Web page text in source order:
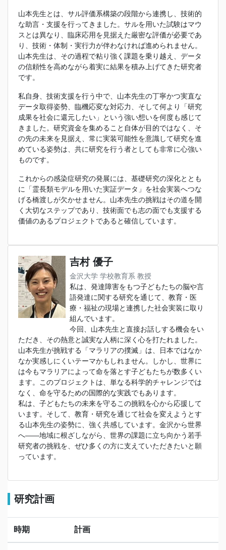
山本先生とは、サル評価系構築の段階から連携し、技術的
な助言・支援を行ってきました。サルを用いた試験はマウ
スとは異なり、臨床応用を見据えた厳密な評価が必要であ
り、技術・体制・実行力が伴わなければ進められません。
山本先生は、その過程で粘り強く課題を乗り越え、データ
の信頼性を高めながら着実に結果を積み上げてきた研究者
です。
私自身、技術支援を行う中で、山本先生の丁寧かつ実直な
データ取得姿勢、臨機応変な対応力、そして何より「研究
成果を社会に還元したい」という強い想いを何度も感じて
きました。研究資金を集めること自体が目的ではなく、そ
の先の未来を見据え、常に実装可能性を意識して研究を進
めている姿勢は、共に研究を行う者としても非常に心強い
ものです。
これからの感染症研究の発展には、基礎研究の深化ととも
に「霊長類モデルを用いた実証データ」を社会実装へつな
げる橋渡しが欠かせません。山本先生の挑戦はその道を開
く大切なステップであり、技術面でも志の面でも支援する
価値のあるプロジェクトであると確信しています。
吉村 優子
金沢大学 学校教育系 教授
私は、発達障害をもつ子どもたちの脳や言
語発達に関する研究を通じて、教育・医
療・福祉の現場と連携した社会実装に取り
組んでいます。
今回、山本先生と直接お話しする機会をい
ただき、その熱意と誠実な人柄に深く心を打たれました。
山本先生が挑戦する「マラリアの撲滅」は、日本ではなか
なか実感しにくいテーマかもしれません。しかし、世界に
は今もマラリアによって命を落とす子どもたちが数多くい
ます。このプロジェクトは、単なる科学的チャレンジでは
なく、命を守るための国際的な実践でもあります。
私は、子どもたちの未来を守るこの挑戦を心から応援して
います。そして、教育・研究を通じて社会を変えようとす
る山本先生の姿勢に、強く共感しています。金沢から世界
へ——地域に根ざしながら、世界の課題に立ち向かう若手
研究者の挑戦を、ぜひ多くの方に支えていただきたいと願
っています。
研究計画
時期 計画